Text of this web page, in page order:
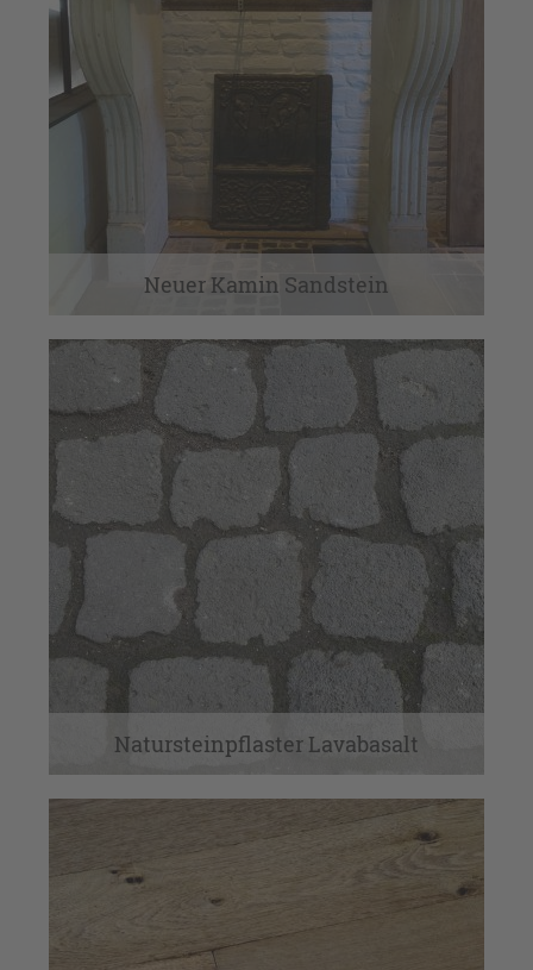
Neuer Kamin Sandstein
Natursteinpflaster Lavabasalt